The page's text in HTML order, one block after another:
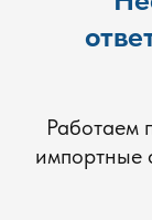
Работаем
импортные